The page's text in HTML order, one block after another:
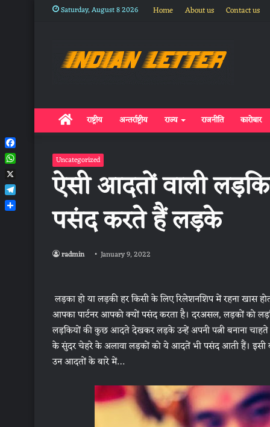
Saturday, August 8 2026 Home About us Contact us
Homeराष्ट्रीय अन्तर्राष्ट्रीय राज्य राजनीति कारोबार
Uncategorized
ऐसी आदतों वाली
पसंद करते हैं लड़के
radmin January 9, 2022
लड़का हो या लड़की हर किसी के लिए रिलेशनशिप में रहना खास
आपका पार्टनर आपको क्यों पसंद करता है। दरअसल, लड़कों को
लड़कियों की कुछ आदते देखकर लड़के उन्हें अपनी पत्नी बनाना
के सुंदर चेहरे के अलावा लड़कों को ये आदतें भी पसंद आती हैं।
उन आदतों के बारे में…
Facebook
WhatsApp
X
Telegram